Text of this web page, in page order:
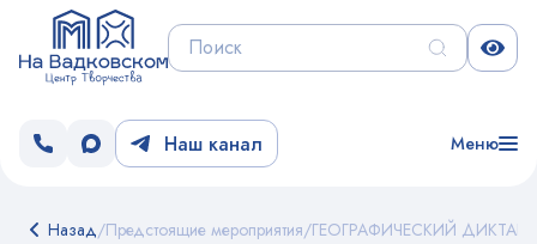
Наш канал Меню
Назад/Предстоящие мероприятия/ГЕОГРАФИЧЕСКИЙ